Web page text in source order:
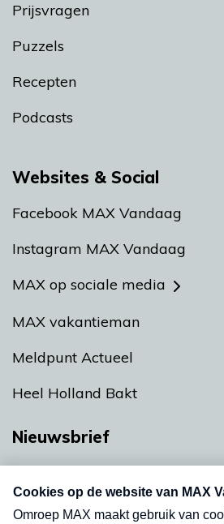
Prijsvragen
Puzzels
Recepten
Podcasts
Websites & Social
Facebook MAX Vandaag
Instagram MAX Vandaag
MAX op sociale media
MAX vakantieman
Meldpunt Actueel
Heel Holland Bakt
Nieuwsbrief
nieuwsbrief. Elke vrijdag- en
uw mailbox.